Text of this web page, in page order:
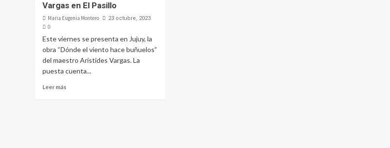
Vargas en El Pasillo
Maria Eugenia Montero 23 octubre, 2023
0
Este viernes se presenta en Jujuy, la
obra “Dónde el viento hace buñuelos”
del maestro Arístides Vargas. La
puesta cuenta...
Leer más